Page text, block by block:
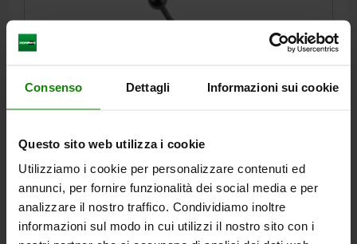
Consenso Dettagli Informazioni sui cookie
Questo sito web utilizza i cookie
Utilizziamo i cookie per personalizzare contenuti ed
annunci, per fornire funzionalità dei social media e per
analizzare il nostro traffico. Condividiamo inoltre
informazioni sul modo in cui utilizzi il nostro sito con i
MORSETTO A ECCENTRICO CON TENSIONE FINALE
BONIFICA
H1 MAX.=31 FILETTATURA=M12
LUNGHEZZA MANIGLIA=146±3
L1=43
L2=45 L3=37 L4=45 B=43 B1=40 B2=14,5
S=25
H=100
H2=48 D1=30 D2=7 A=19 SW=19
Numero d’ordine: 04330-12